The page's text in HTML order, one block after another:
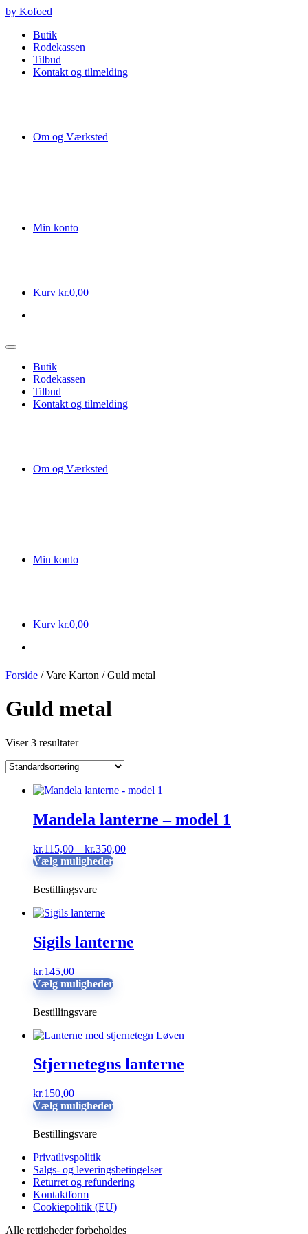
Videre
indhold
by Kofoed
Butik
Rodekassen
Tilbud
Kontakt og tilmelding
Om og Værksted
Min konto
Kurv kr.0,00
Butik
Rodekassen
Tilbud
Kontakt og tilmelding
Om og Værksted
Min konto
Kurv kr.0,00
Forside / Vare Karton / Guld metal
Guld metal
Viser 3 resultater
Mandela lanterne – model 1
kr.115,00 – kr.350,00Prisinterval:
Vælg mulighederDette
vælges
Bestillingsvare
Sigils lanterne
kr.145,00
Vælg mulighederDette
varianter.
Mulighederne
kan
vælges
Bestillingsvare
Stjernetegns lanterne
kr.150,00
Vælg mulighederDette
Mulighederne
kan
vælges
på
varesiden
Bestillingsvare
Privatlivspolitik
Salgs- og leveringsbetingelser
Returret og refundering
Kontaktform
Cookiepolitik (EU)
Alle rettigheder forbeholdes